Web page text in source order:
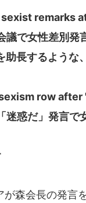
remarks
議で女性差別発
長するような
row
迷惑だ」発言で
森会長の発言